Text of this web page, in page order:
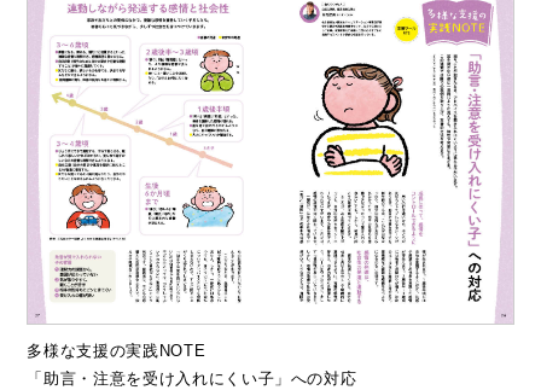
多様な支援の実践NOTE
「助言・注意を受け入れにくい子」への対応